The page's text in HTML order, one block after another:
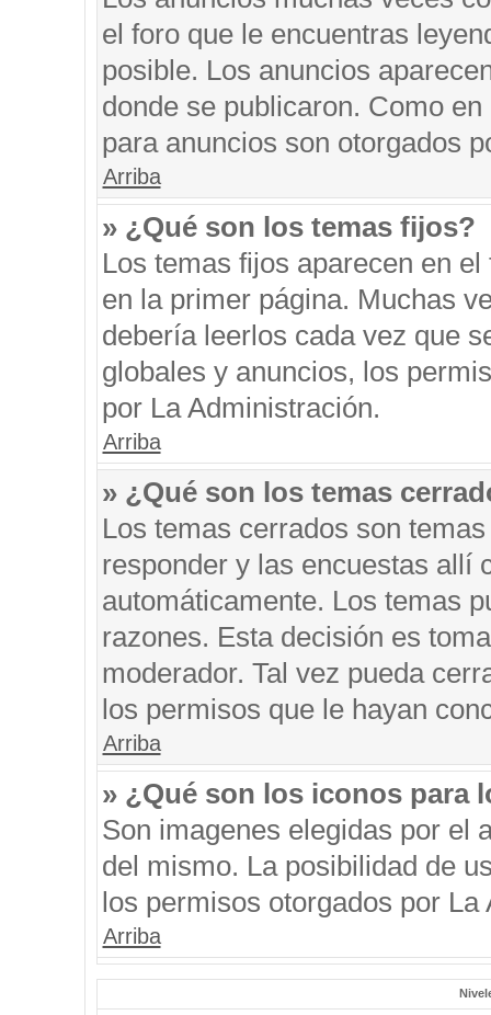
el foro que le encuentras
posible. Los anuncios
donde se publicaron. Como
para anuncios son otorgados
Arriba
» ¿Qué son los temas fijos?
Los temas fijos aparecen en
en la primer página. Muchas
debería leerlos cada vez que
globales y anuncios, los
por La Administración.
Arriba
» ¿Qué son los temas
Los temas cerrados son
responder y las encuestas allí
automáticamente. Los temas
razones. Esta decisión es
moderador. Tal vez pueda
los permisos que le hayan
Arriba
» ¿Qué son los iconos para
Son imagenes elegidas por el
del mismo. La posibilidad de
los permisos otorgados por La
Arriba